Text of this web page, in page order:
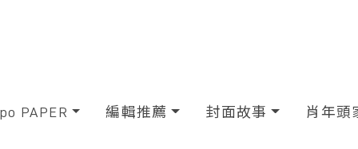
PAPER 編輯推薦 封面故事 肖年頭